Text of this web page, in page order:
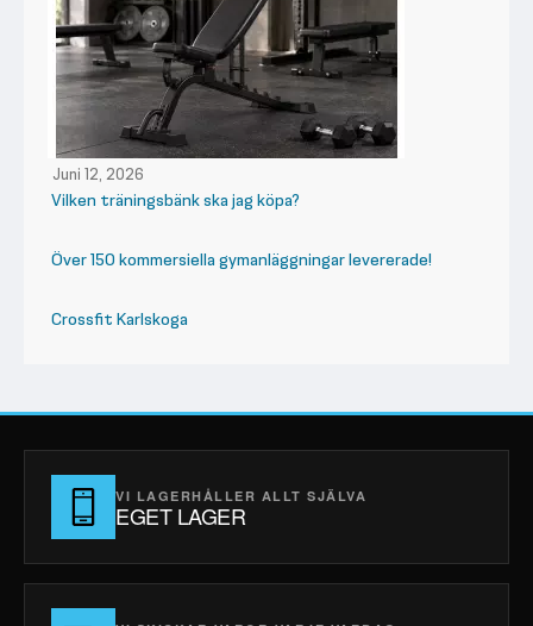
Juni 12, 2026
Vilken träningsbänk ska jag köpa?
Över 150 kommersiella gymanläggningar levererade!
Crossfit Karlskoga
VI LAGERHÅLLER ALLT SJÄLVA
EGET LAGER